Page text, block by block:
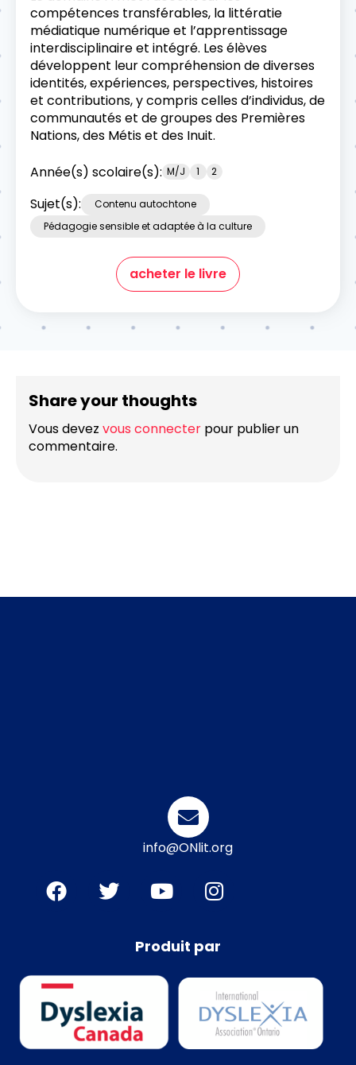
compétences transférables, la littératie
médiatique numérique et l’apprentissage
interdisciplinaire et intégré. Les élèves
développent leur compréhension de diverses
identités, expériences, perspectives, histoires
et contributions, y compris celles d’individus, de
communautés et de groupes des Premières
Nations, des Métis et des Inuit.
Année(s) scolaire(s): M/J 1 2
Sujet(s):
Contenu autochtone
Pédagogie sensible et adaptée à la culture
acheter le livre
Share your thoughts
Vous devez vous connecter pour publier un
commentaire.
info@ONlit.org
Produit par